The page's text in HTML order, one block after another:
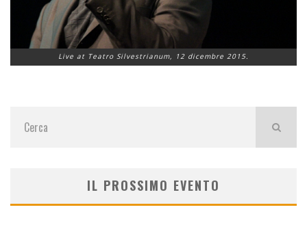
Live at Teatro Silvestrianum, 12 dicembre 2015.
IL PROSSIMO EVENTO